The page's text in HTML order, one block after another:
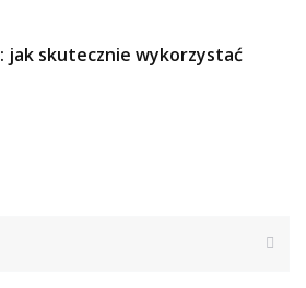
jak skutecznie wykorzystać